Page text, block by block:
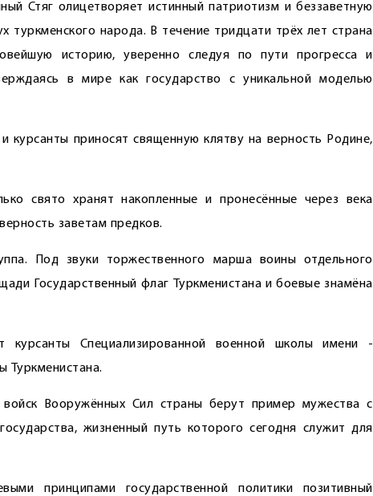
Стяг олицетворяет истинный патриотизм и беззаветную
туркменского народа. В течение тридцати трёх лет страна
историю, уверенно следуя по пути прогресса и
в мире как государство с уникальной моделью
приносят священную клятву на верность Родине,
свято хранят накопленные и пронесённые через века
заветам предков.
Под звуки торжественного марша воины отдельного
Государственный флаг Туркменистана и боевые знамёна
курсанты Специализированной военной школы имени
Туркменистана.
Вооружённых Сил страны берут пример мужества с
жизненный путь которого сегодня служит для
принципами государственной политики позитивный